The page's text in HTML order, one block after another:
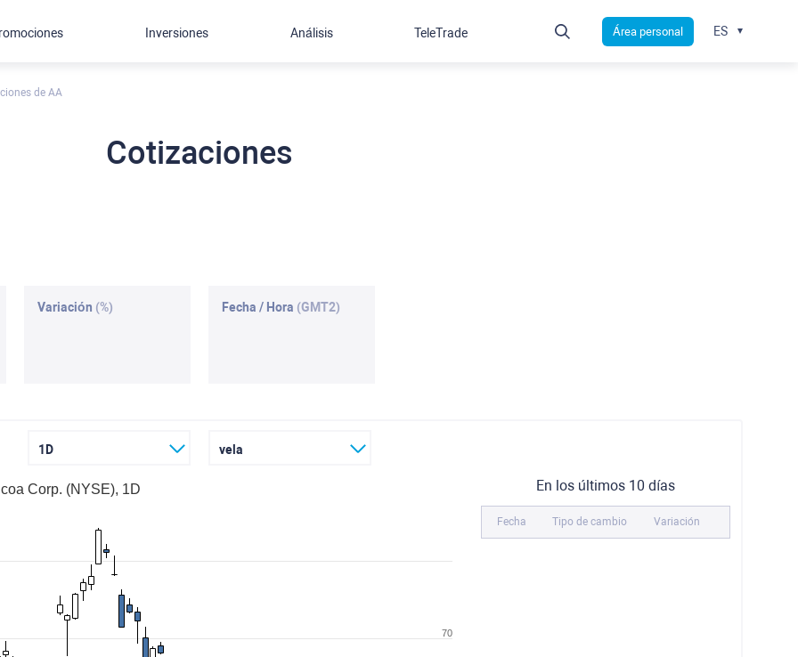
de AA
Cotizaciones
Variación (%) Fecha / Hora (GMT2)
1D vela
Corp. (NYSE), 1D
70
En los últimos 10 días
Fecha Tipo de cambio Variación
Inversiones Análisis TeleTrade Área personal ES